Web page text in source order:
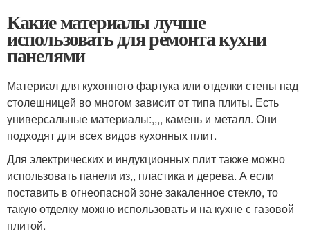
Какие материалы лучше
использовать для ремонта кухни
панелями
Материал для кухонного фартука или отделки стены над
столешницей во многом зависит от типа плиты. Есть
универсальные материалы:,,,, камень и металл. Они
подходят для всех видов кухонных плит.
Для электрических и индукционных плит также можно
использовать панели из,, пластика и дерева. А если
поставить в огнеопасной зоне закаленное стекло, то
такую отделку можно использовать и на кухне с газовой
плитой.